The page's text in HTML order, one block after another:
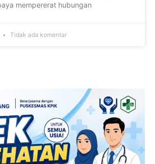
mempererat hubungan
Tidak ada komentar